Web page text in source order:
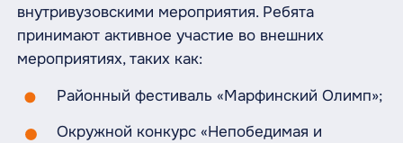
внутривузовскими мероприятия. Ребята
принимают активное участие во внешних
мероприятиях, таких как:
Районный фестиваль «Марфинский Олимп»;
Окружной конкурс «Непобедимая и